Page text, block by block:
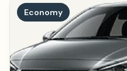
Economy